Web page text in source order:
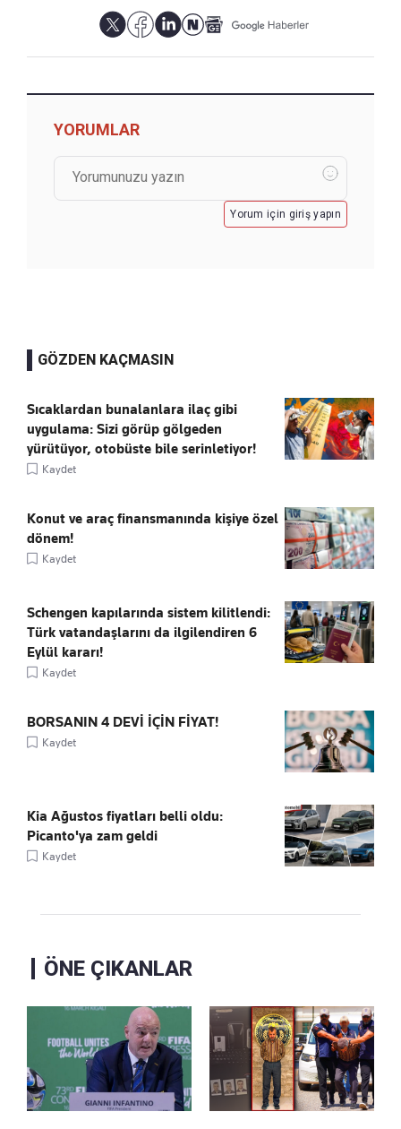
YORUMLAR
Yorum için giriş yapın
GÖZDEN KAÇMASIN
Sıcaklardan bunalanlara ilaç gibi
uygulama: Sizi görüp gölgeden
yürütüyor, otobüste bile serinletiyor!
Kaydet
Konut ve araç finansmanında kişiye özel
dönem!
Kaydet
Schengen kapılarında sistem kilitlendi:
Türk vatandaşlarını da ilgilendiren 6
Eylül kararı!
Kaydet
BORSANIN 4 DEVİ İÇİN FİYAT!
Kaydet
Kia Ağustos fiyatları belli oldu:
Picanto'ya zam geldi
Kaydet
ÖNE ÇIKANLAR